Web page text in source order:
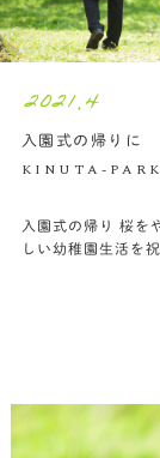
2021.4
入園式の帰りに
KINUTA-PARK
入園式の帰り 桜を
しい幼稚園生活を